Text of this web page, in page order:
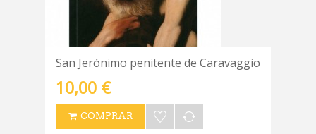
San Jerónimo penitente de Caravaggio
10,00 €
COMPRAR